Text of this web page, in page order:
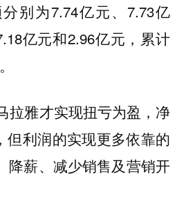
别为7.74亿元、7.73亿
亿元和2.96亿元，累计
拉雅才实现扭亏为盈，净
但利润的实现更多依靠的
薪、减少销售及营销开